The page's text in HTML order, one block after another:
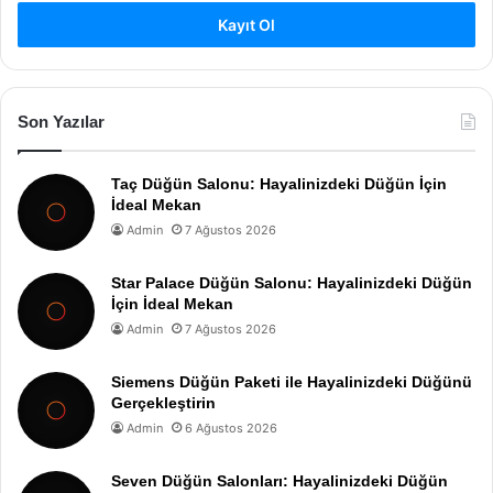
Kayıt Ol
Son Yazılar
Taç Düğün Salonu: Hayalinizdeki Düğün İçin
İdeal Mekan
Admin 7 Ağustos 2026
Star Palace Düğün Salonu: Hayalinizdeki Düğün
İçin İdeal Mekan
Admin 7 Ağustos 2026
Siemens Düğün Paketi ile Hayalinizdeki Düğünü
Gerçekleştirin
Admin 6 Ağustos 2026
Seven Düğün Salonları: Hayalinizdeki Düğün